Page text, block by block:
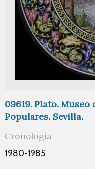
09619. Plato. Museo
Populares. Sevilla.
Cronología
1980-1985